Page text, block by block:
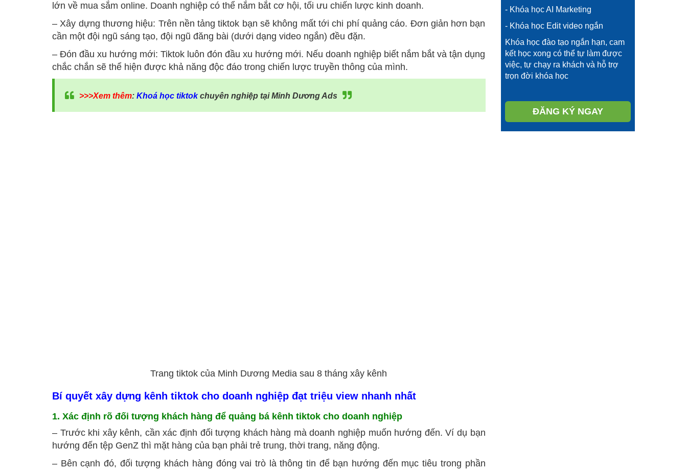
lớn về mua sắm online. Doanh nghiệp có thể nắm bắt cơ hội, tối ưu chiến lược kinh doanh.
– Xây dựng thương hiệu: Trên nền tảng tiktok bạn sẽ không mất tới chi phí quảng cáo. Đơn giản hơn bạn
cần một đội ngũ sáng tạo, đội ngũ đăng bài (dưới dạng video ngắn) đều đặn.
– Đón đầu xu hướng mới: Tiktok luôn đón đầu xu hướng mới. Nếu doanh nghiệp biết nắm bắt và tận dụng
chắc chắn sẽ thể hiện được khả năng độc đáo trong chiến lược truyền thông của mình.
>>>Xem thêm: Khoá học tiktok chuyên nghiệp tại Minh Dương Ads
Trang tiktok của Minh Dương Media sau 8 tháng xây kênh
Bí quyết xây dựng kênh tiktok cho doanh nghiệp đạt triệu view nhanh nhất
1. Xác định rõ đối tượng khách hàng để quảng bá kênh tiktok cho doanh nghiệp
– Trước khi xây kênh, cần xác định đối tượng khách hàng mà doanh nghiệp muốn hướng đến. Ví dụ bạn
hướng đến tệp GenZ thì mặt hàng của bạn phải trẻ trung, thời trang, năng động.
– Bên cạnh đó, đối tượng khách hàng đóng vai trò là thông tin để bạn hướng đến mục tiêu trong phần
- Khóa học AI Marketing
- Khóa học Edit video ngắn
Khóa học đào tạo ngắn hạn, cam
kết học xong có thể tự làm được
việc, tự chạy ra khách và hỗ trợ
trọn đời khóa học
ĐĂNG KÝ NGAY